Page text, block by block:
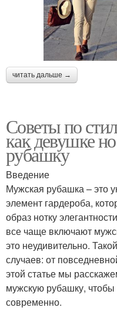
Рубашка в
романтическом стиле
рубашкой
Рубашка в клетку
Длинная рубашка
читать дальше →
Советы по
как девушке
рубашку
Введение
Мужская рубашка – это
элемент гардероба,
образ нотку
все чаще включают
это неудивительно.
случаев: от
этой статье мы
мужскую рубашку, чтобы
современно.